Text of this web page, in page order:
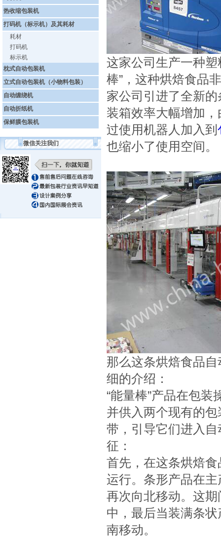
热收缩包装机
打码机（标示机）及其耗材
耗材
打码机
标示机
枕式自动包装机
立式自动包装机（小物料包装）
自动缠绕机
自动折纸机
保鲜膜包装机
微信关注我们
这家公司生产一种
棒”，这种烘焙食品
家公司引进了全新
装箱效率大幅增加
过使用机器人加入到
也缩小了使用空间。
那么这条烘焙食品
细的介绍：
“能量棒”产品在包
并供入两个现有的
带，引导它们进入
征：
首先，在这条烘焙
运行。条形产品在
再次向北移动。这
中，最后当装满条
南移动。